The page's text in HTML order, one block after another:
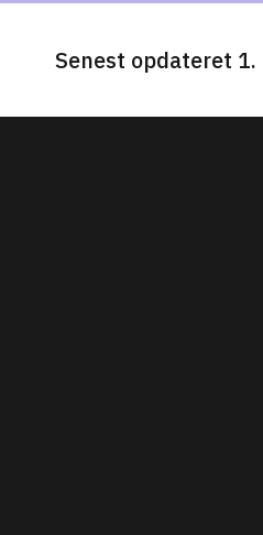
Senest opdateret